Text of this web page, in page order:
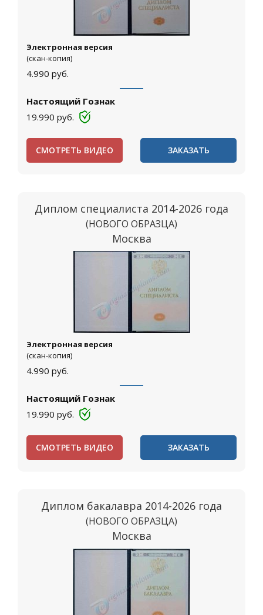
Электронная версия
(скан-копия)
4.990 руб.
Настоящий Гознак
19.990 руб.
СМОТРЕТЬ ВИДЕО ЗАКАЗАТЬ
Диплом специалиста 2014-2026 года
(НОВОГО ОБРАЗЦА)
Москва
Электронная версия
(скан-копия)
4.990 руб.
Настоящий Гознак
19.990 руб.
СМОТРЕТЬ ВИДЕО ЗАКАЗАТЬ
Диплом бакалавра 2014-2026 года
(НОВОГО ОБРАЗЦА)
Москва